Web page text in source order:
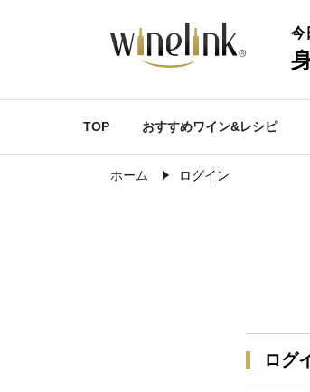
今
TOP おすすめワイン&レシピ
ホーム ログイン
ログ